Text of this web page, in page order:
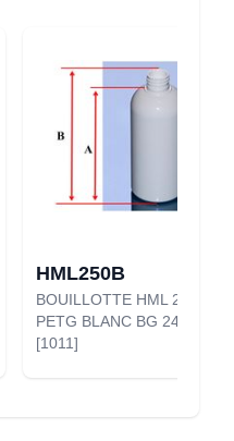
HML250B
BOUILLOTTE HML 250 ML
PETG BLANC BG 24/410
[1011]